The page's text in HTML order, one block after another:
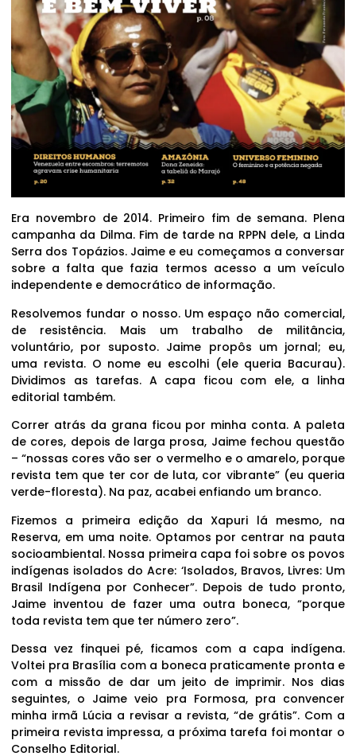
Era novembro de 2014. Primeiro fim de semana. Plena
campanha da Dilma. Fim de tarde na RPPN dele, a Linda
Serra dos Topázios. Jaime e eu começamos a conversar
sobre a falta que fazia termos acesso a um veículo
independente e democrático de informação.
Resolvemos fundar o nosso. Um espaço não comercial,
de resistência. Mais um trabalho de militância,
voluntário, por suposto. Jaime propôs um jornal; eu,
uma revista. O nome eu escolhi (ele queria Bacurau).
Dividimos as tarefas. A capa ficou com ele, a linha
editorial também.
Correr atrás da grana ficou por minha conta. A paleta
de cores, depois de larga prosa, Jaime fechou questão
– “nossas cores vão ser o vermelho e o amarelo, porque
revista tem que ter cor de luta, cor vibrante” (eu queria
verde-floresta). Na paz, acabei enfiando um branco.
Fizemos a primeira edição da Xapuri lá mesmo, na
Reserva, em uma noite. Optamos por centrar na pauta
socioambiental. Nossa primeira capa foi sobre os povos
indígenas isolados do Acre: ‘Isolados, Bravos, Livres: Um
Brasil Indígena por Conhecer”. Depois de tudo pronto,
Jaime inventou de fazer uma outra boneca, “porque
toda revista tem que ter número zero”.
Dessa vez finquei pé, ficamos com a capa indígena.
Voltei pra Brasília com a boneca praticamente pronta e
com a missão de dar um jeito de imprimir. Nos dias
seguintes, o Jaime veio pra Formosa, pra convencer
minha irmã Lúcia a revisar a revista, “de grátis”. Com a
primeira revista impressa, a próxima tarefa foi montar o
Conselho Editorial.